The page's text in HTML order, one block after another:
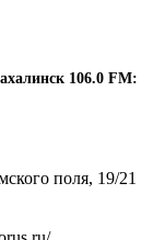
106.0 FM:
поля, 19/21